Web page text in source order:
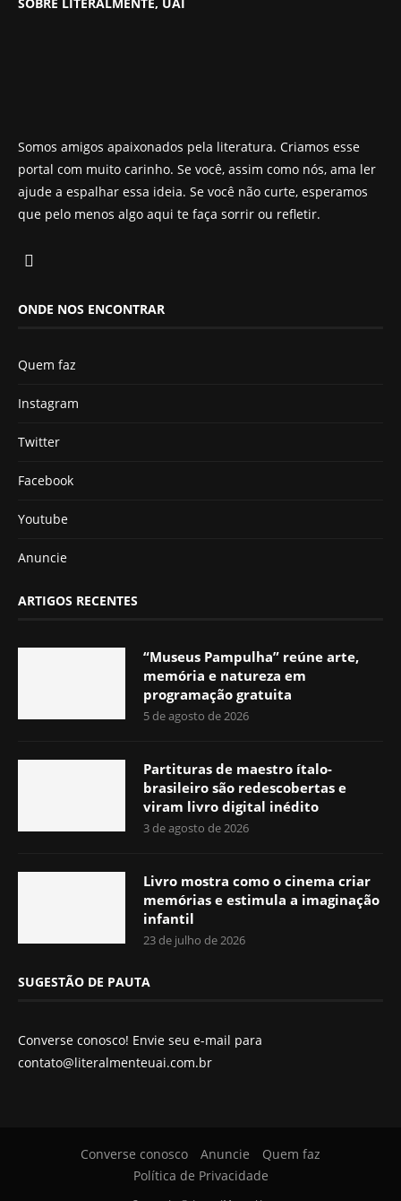
SOBRE LITERALMENTE, UAI
Somos amigos apaixonados pela literatura. Criamos esse
portal com muito carinho. Se você, assim como nós, ama ler
ajude a espalhar essa ideia. Se você não curte, esperamos
que pelo menos algo aqui te faça sorrir ou refletir.
ONDE NOS ENCONTRAR
Quem faz
Instagram
Twitter
Facebook
Youtube
Anuncie
ARTIGOS RECENTES
“Museus Pampulha” reúne arte,
memória e natureza em
programação gratuita
5 de agosto de 2026
Partituras de maestro ítalo-
brasileiro são redescobertas e
viram livro digital inédito
3 de agosto de 2026
Livro mostra como o cinema criar
memórias e estimula a imaginação
infantil
23 de julho de 2026
SUGESTÃO DE PAUTA
Converse conosco! Envie seu e-mail para
contato@literalmenteuai.com.br
Converse conosco Anuncie
Quem faz
Política de Privacidade